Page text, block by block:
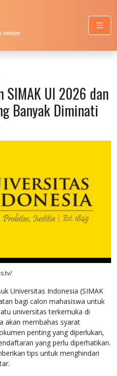
UI 2026 dan
Banyak Diminati
Universitas Indonesia (SIMAK
bagi calon mahasiswa untuk
universitas terkemuka di
akan membahas syarat
penting yang diperlukan,
yang perlu diperhatikan.
tips untuk menghindari